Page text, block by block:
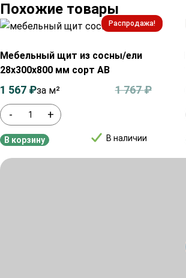
Похожие товары
Распродажа!
Мебельный щит из сосны/ели
28х300х800 мм сорт АВ
- +
В наличии
1 767₽
1 567 ₽за м²
В корзину